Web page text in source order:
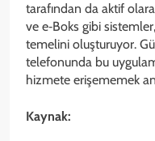
tarafından da aktif
ve e‑Boks gibi
temelini oluşturuyor.
telefonunda bu
hizmete erişememek
Kaynak: